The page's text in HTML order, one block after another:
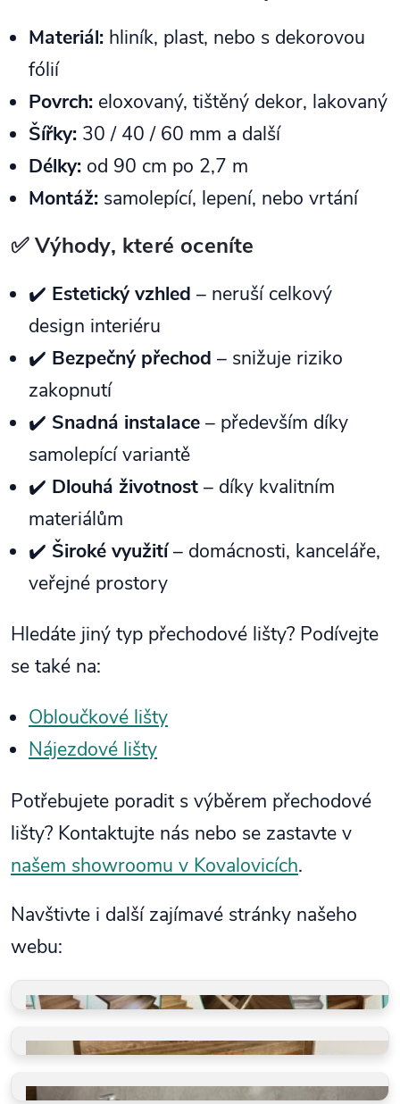
Materiál: hliník, plast, nebo s dekorovou
fólií
Povrch: eloxovaný, tištěný dekor, lakovaný
Šířky: 30 / 40 / 60 mm a další
Délky: od 90 cm po 2,7 m
Montáž: samolepící, lepení, nebo vrtání
✅ Výhody, které oceníte
✔️ Estetický vzhled – neruší celkový
design interiéru
✔️ Bezpečný přechod – snižuje riziko
zakopnutí
✔️ Snadná instalace – především díky
samolepící variantě
✔️ Dlouhá životnost – díky kvalitním
materiálům
✔️ Široké využití– domácnosti, kanceláře,
veřejné prostory
Hledáte jiný typ přechodové lišty? Podívejte
se také na:
Obloučkové lišty
Nájezdové lišty
Potřebujete poradit s výběrem přechodové
lišty? Kontaktujte nás nebo se zastavte v
našem showroomu v Kovalovicích.
Navštivte i další zajímavé stránky našeho
webu:
Schody, koupelny, restaurace
Takto je děláme v BUKOMĚ